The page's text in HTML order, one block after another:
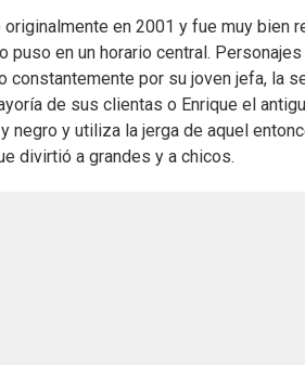
en 2001 y fue muy bien
puso en un horario central.
constantemente por su joven jefa, la
de sus clientas o Enrique el
negro y utiliza la jerga de aquel
divirtió a grandes y a chicos.